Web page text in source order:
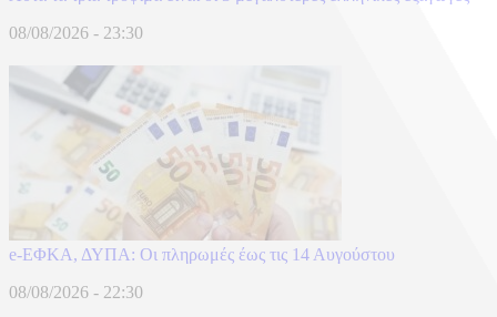
08/08/2026 - 23:30
e-ΕΦΚΑ, ΔΥΠΑ: Οι πληρωμές έως τις 14 Αυγούστου
08/08/2026 - 22:30